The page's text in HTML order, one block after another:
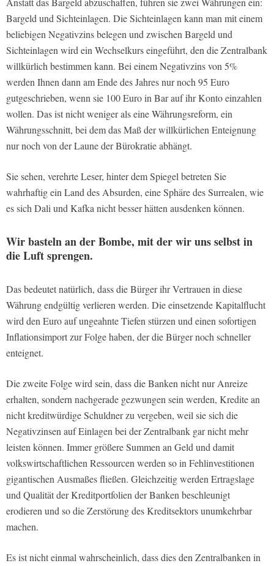
Bargeld und Sichteinlagen. Die Sichteinlagen kann man mit einem
beliebigen Negativzins belegen und zwischen Bargeld und
Sichteinlagen wird ein Wechselkurs eingeführt, den die Zentralbank
willkürlich bestimmen kann. Bei einem Negativzins von 5%
werden Ihnen dann am Ende des Jahres nur noch 95 Euro
gutgeschrieben, wenn sie 100 Euro in Bar auf ihr Konto einzahlen
wollen. Das ist nicht weniger als eine Währungsreform, ein
Währungsschnitt, bei dem das Maß der willkürlichen Enteignung
nur noch von der Laune der Bürokratie abhängt.
Sie sehen, verehrte Leser, hinter dem Spiegel betreten Sie
wahrhaftig ein Land des Absurden, eine Sphäre des Surrealen, wie
es sich Dali und Kafka nicht besser hätten ausdenken können.
Wir basteln an der Bombe, mit der wir uns selbst in
die Luft sprengen.
Das bedeutet natürlich, dass die Bürger ihr Vertrauen in diese
Währung endgültig verlieren werden. Die einsetzende Kapitalflucht
wird den Euro auf ungeahnte Tiefen stürzen und einen sofortigen
Inflationsimport zur Folge haben, der die Bürger noch schneller
enteignet.
Die zweite Folge wird sein, dass die Banken nicht nur Anreize
erhalten, sondern nachgerade gezwungen sein werden, Kredite an
nicht kreditwürdige Schuldner zu vergeben, weil sie sich die
Negativzinsen auf Einlagen bei der Zentralbank gar nicht mehr
leisten können. Immer größere Summen an Geld und damit
volkswirtschaftlichen Ressourcen werden so in Fehlinvestitionen
gigantischen Ausmaßes fließen. Gleichzeitig werden Ertragslage
und Qualität der Kreditportfolien der Banken beschleunigt
erodieren und so die Zerstörung des Kreditsektors unumkehrbar
machen.
Es ist nicht einmal wahrscheinlich, dass dies den Zentralbanken in